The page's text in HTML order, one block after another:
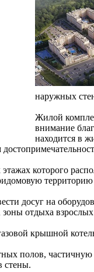
наружных
Жилой
внимание
находится в
которого
досуг на
зоны отдыха
крышной
полов,
стены.